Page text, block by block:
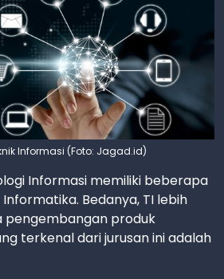
Informasi (Foto: Jagad.id)
Informasi memiliki beberapa
Bedanya, TI lebih
pengembangan produk
terkenal dari jurusan ini adalah